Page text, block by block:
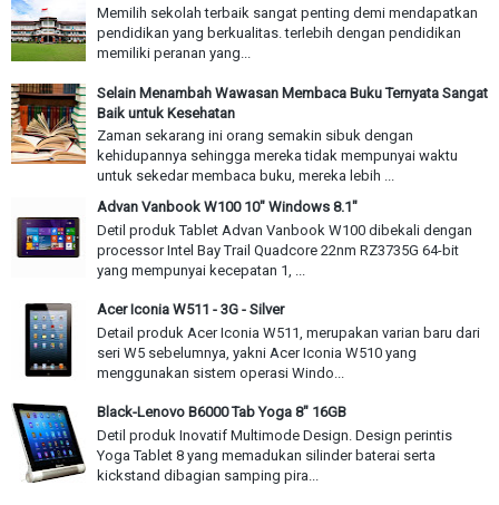
Memilih sekolah terbaik sangat penting demi mendapatkan
pendidikan yang berkualitas. terlebih dengan pendidikan
memiliki peranan yang...
Selain Menambah Wawasan Membaca Buku Ternyata Sangat
Baik untuk Kesehatan
Zaman sekarang ini orang semakin sibuk dengan
kehidupannya sehingga mereka tidak mempunyai waktu
untuk sekedar membaca buku, mereka lebih ...
Advan Vanbook W100 10" Windows 8.1"
Detil produk Tablet Advan Vanbook W100 dibekali dengan
processor Intel Bay Trail Quadcore 22nm RZ3735G 64-bit
yang mempunyai kecepatan 1, ...
Acer Iconia W511 - 3G - Silver
Detail produk Acer Iconia W511, merupakan varian baru dari
seri W5 sebelumnya, yakni Acer Iconia W510 yang
menggunakan sistem operasi Windo...
Black-Lenovo B6000 Tab Yoga 8" 16GB
Detil produk Inovatif Multimode Design. Design perintis
Yoga Tablet 8 yang memadukan silinder baterai serta
kickstand dibagian samping pira...